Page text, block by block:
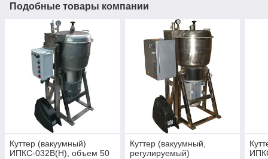
Подобные товары компании
Куттер (вакуумный)
ИПКС-032В(Н), объем 50
Куттер (вакуумный,
регулируемый)